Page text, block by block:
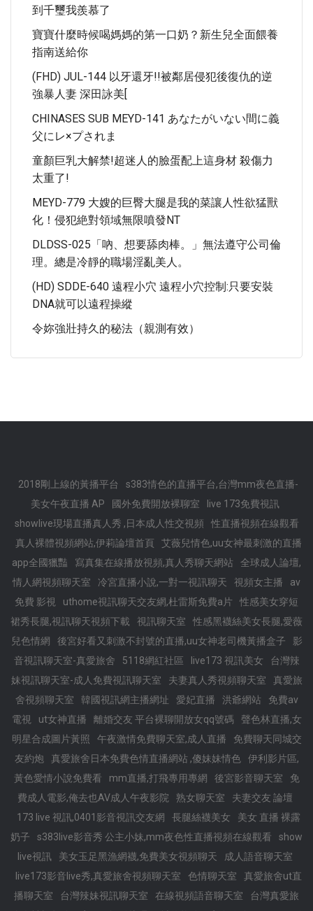
到千璽我羨慕了
寶寶什麼時候喝媽媽的第一口奶？新生兒全面餵養
指南送給你
(FHD) JUL-144 以牙還牙!!被鄰居侵犯後復仇的逆
強暴人妻 深田詠美[
CHINASES SUB MEYD-141 あなたがいない間に義
父にレ×プされま
童顏巨乳大解禁!超迷人的臉蛋配上這身材 殺傷力
太重了!
MEYD-779 大嫂的巨臀大腿是我的菜讓人性欲猛獸
化！侵犯絶對領域無限噴發NT
DLDSS-025「吶、想要舔肉棒。」無法遵守公司倫
理。總是冷靜的職場淫亂美人。
(HD) SDDE-640 遠程小穴 遠程小穴控制:只要安裝
DNA就可以遠程操縱
令妳強壯持久的秘法（親測有效）
2018剛上線的黃播平台
s383情色的直播平台,台灣mm夜色直播-
美女午夜直播 AP
國外免費開放裸聊室
live 173免費視訊
showlive現場直播真人秀 ,日本成人性交視頻
性直播視頻在線觀看
真人裸體視頻網站,伊莉論壇首頁
艾薇兒情色,uu女神最刺激的直播
app全國獵豔
寫真集在線播放視頻,真人秀聊天網站
全球成人論壇,
情人網視頻聊天室
冷宮直播小說,一對一視訊聊天 視頻女主播
av
免費 影視
uthome視訊聊天交友網,杜雷斯免費a片
性感美女穿短
裙秀長腿,視訊聊天視頻下載
視訊聊天室
性感黑襪絲美女長腿,愛薇
兒色情網
後宮好看又刺激不封號的直播,uu女神老司機黃播盒子
影
音視訊聊天室-真愛旅舍
5118網紅社區 live173 視訊美女
台灣辣
妹視訊聊天室-成人免費視訊聊天室
夫妻真人秀視頻聊天室
真愛旅
舍視頻聊天室
韓國視訊網主播網址 愛妃直播 洪爺網站
免費av
電視
ut女神直播 離婚交友 平台裸聊開放女qq號碼
聲色林直播,女
明星合成圖片黃照
午夜激情免費聊天室,成人直播
免費聊天同城交
友約炮
真愛旅舍日本免費色情直播網站 ,傻妹妹情色
伊利影片區,
黃色愛情小說免費看
mm直播,打飛專用專網 後宮影音聊天室
免
費成人電影,俺去也AV成人午夜影院
熟女聊天室
夫妻交友 論壇
173 live 視訊,0401影音視訊交友網
長腿絲襪美女
美女 直播 裸露
奶子
s383live影音秀 公主小妹,mm夜色性直播視頻在線觀看
show
live視訊
美女玉足黑漁網襪,免費美女視頻聊天
成人語音聊天室
live173影音live秀,真愛旅舍視頻聊天室
色情聊天室
真愛旅舍ut直
播聊天室
台灣辣妹視訊聊天室 在線視頻語音聊天室
台灣真愛旅